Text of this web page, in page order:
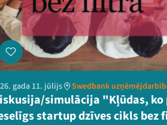
gada 11. jūlijs Swedbank
simulācija "Kļūdas,
startup dzīves cikls bez